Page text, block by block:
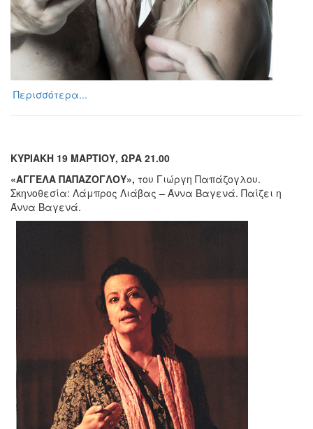
Περισσότερα...
ΚΥΡΙΑΚΗ 19 ΜΑΡΤΙΟΥ, ΩΡΑ 21.00
«ΑΓΓΕΛΑ ΠΑΠΑΖΟΓΛΟΥ», του Γιώργη Παπάζογλου.
Σκηνοθεσία: Λάμπρος Λιάβας – Άννα Βαγενά. Παίζει η
Άννα Βαγενά.